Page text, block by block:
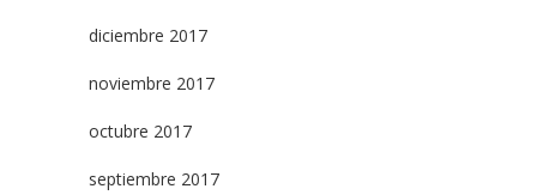
diciembre 2017
noviembre 2017
octubre 2017
septiembre 2017